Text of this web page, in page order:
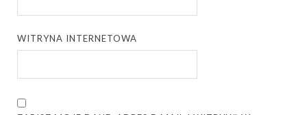
WITRYNA INTERNETOWA